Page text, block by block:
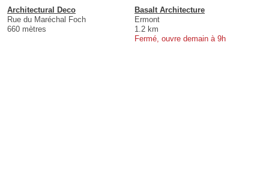
Architectural Deco
Rue du Maréchal Foch
660 mètres
Basalt Architecture
Ermont
1.2 km
Fermé, ouvre demain à 9h